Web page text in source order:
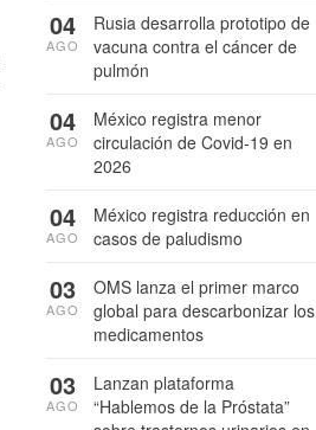
Rusia desarrolla prototipo de
vacuna contra el cáncer de
pulmón
04
AGO
México registra menor
circulación de Covid-19 en
2026
04
AGO
México registra reducción en
casos de paludismo
04
AGO
OMS lanza el primer marco
global para descarbonizar los
medicamentos
03
AGO
Lanzan plataforma
“Hablemos de la Próstata”
03
AGO